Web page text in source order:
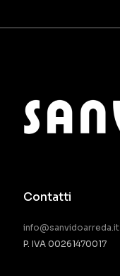
Contatti
info@sanvidoarreda.it
P. IVA 00261470017